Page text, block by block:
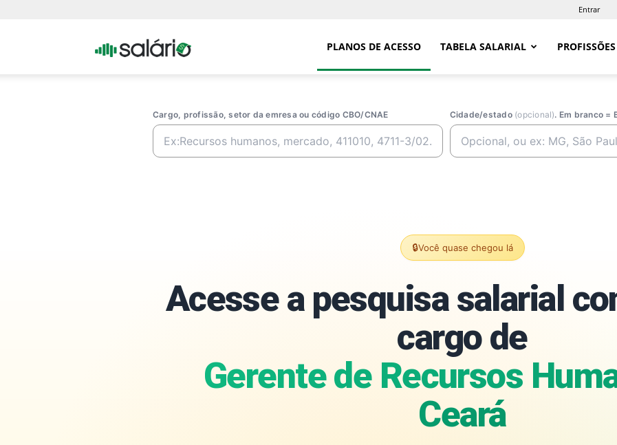
Entrar
Portal PLANOS DE ACESSO TABELA SALARIAL PROFISSÕES
Cargo, profissão, setor da emresa ou código CBO/CNAE Cidade/estado (opcional). Em branco =
🔒Você quase chegou lá
Acesse a pesquisa salarial
cargo de
Gerente de Recursos
Ceará